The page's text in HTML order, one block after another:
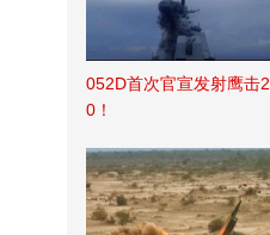
052D首次官宣发射鹰击2
0！